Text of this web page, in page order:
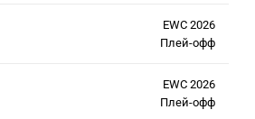
EWC 2026
Плей-офф
EWC 2026
Плей-офф